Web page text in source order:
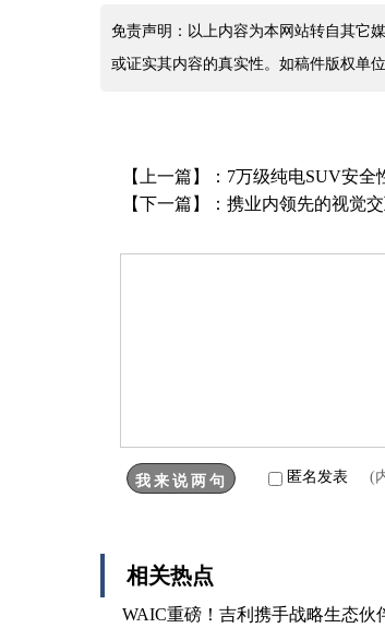
免责声明：以上内容为本网站转自其它
或证实其内容的真实性。如稿件版权单
【上一篇】： 7万级纯电SUV安全
【下一篇】： 携业内领先的视觉
匿名发表 (
相关热点
WAIC重磅！吉利携手战略生态